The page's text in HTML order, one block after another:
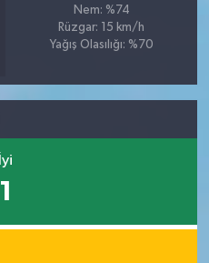
Nem: %74
Rüzgar: 15 km/h
Yağış Olasılığı: %70
İyi
1